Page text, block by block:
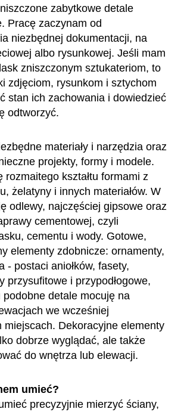
zabytkowe detale
Pracę zaczynam od
niezbędnej dokumentacji, na
albo rysunkowej. Jeśli mam
zniszczonym sztukateriom, to
zdjęciom, rysunkom i sztychom
stan ich zachowania i dowiedzieć
odtworzyć.
materiały i narzędzia oraz
projekty, formy i modele.
rozmaitego kształtu formami z
żelatyny i innych materiałów. W
odlewy, najczęściej gipsowe oraz
cementowej, czyli
cementu i wody. Gotowe,
elementy zdobnicze: ornamenty,
- postaci aniołków, fasety,
przysufitowe i przypodłogowe,
podobne detale mocuję na
we wcześniej
miejscach. Dekoracyjne elementy
dobrze wyglądać, ale także
do wnętrza lub elewacji.
umieć?
precyzyjnie mierzyć ściany,